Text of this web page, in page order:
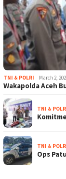
TNI & POLRI March 2,
Wakapolda Aceh
TNI &
TNI &
Ops